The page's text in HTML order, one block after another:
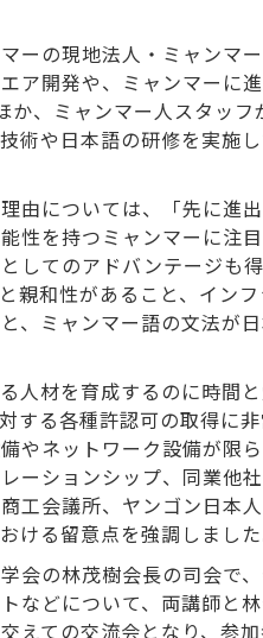
ーの現地法人・ミャンマ
ア開発や、ミャンマーに
、ミャンマー人スタッ
術や日本語の研修を実施
由については、「先に進
性を持つミャンマーに注
してのアドバンテージも
親和性があること、イン
、ミャンマー語の文法が
人材を育成するのに時間
する各種許認可の取得に
やネットワーク設備が限
ーションシップ、同業他
工会議所、ヤンゴン日本
ける留意点を強調しました
会の林茂樹会長の司会で
などについて、両講師と
ての交流会となり、参